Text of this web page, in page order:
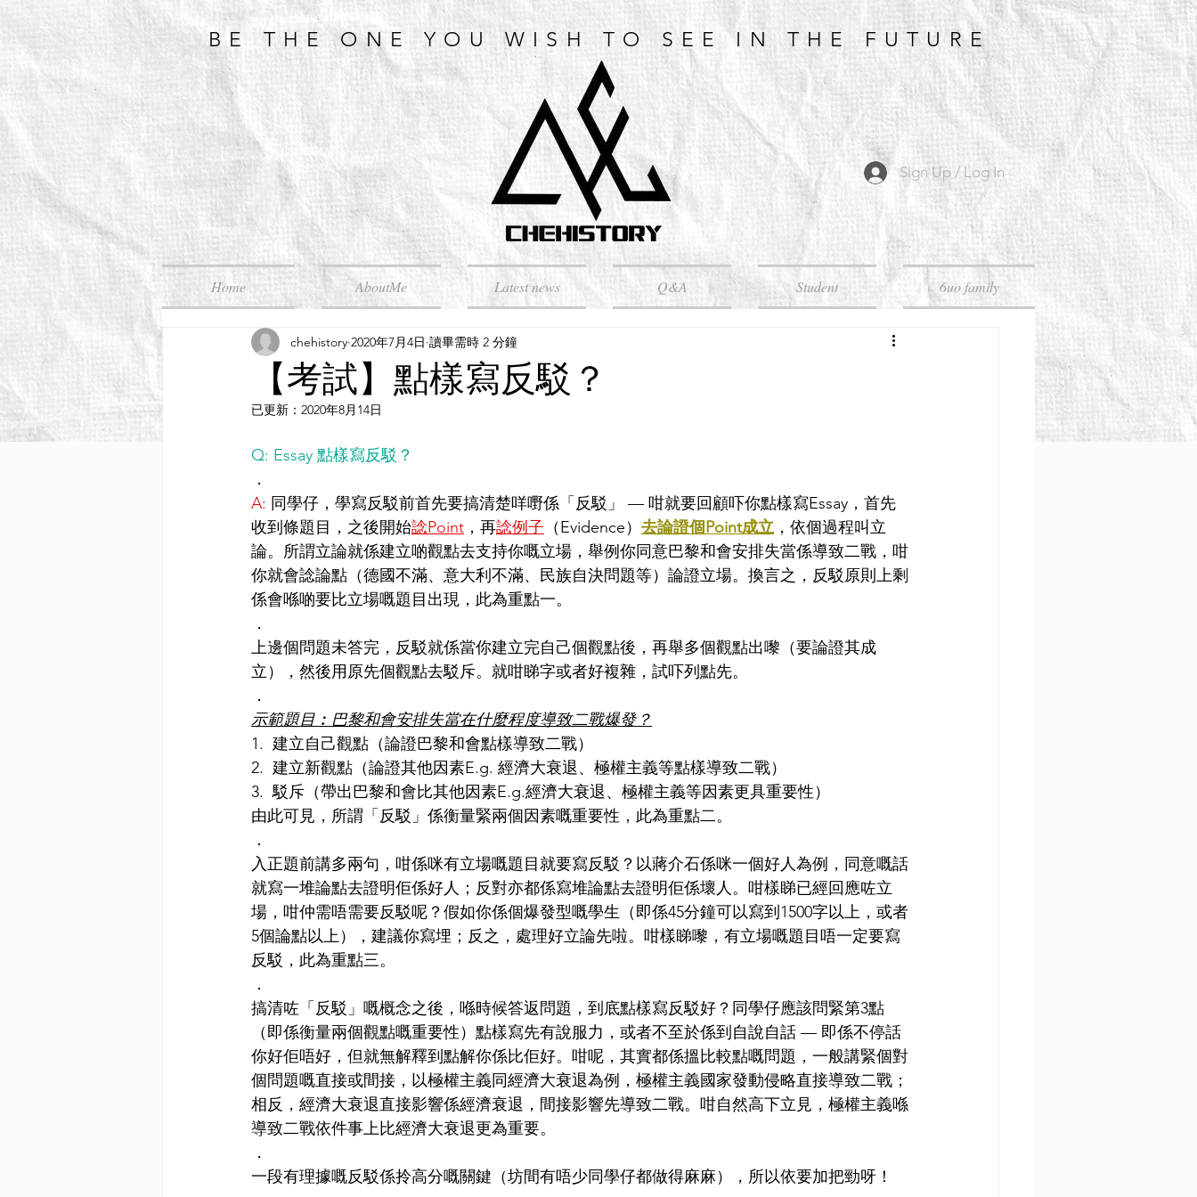
BE THE ONE YOU WISH TO SEE IN THE FUTURE
Sign Up / Log In
Home AboutMe Latest news Q&A Student 6uo family
【考試】點樣寫反駁？
chehistory 2020年7月4日 讀畢需時 2 分鐘
已更新： 2020年8月14日
Q: Essay 點樣寫反駁？
．
A: 同學仔，學寫反駁前首先要搞清楚咩嘢係「反駁」 — 咁就要回顧吓你點樣寫Essay，首先
收到條題目，之後開始諗Point ，再諗例子 （Evidence） 去論證個Point成立 ，依個過程叫立
論。所謂立論就係建立啲觀點去支持你嘅立場，舉例你同意巴黎和會安排失當係導致二戰，咁
你就會諗論點（德國不滿、意大利不滿、民族自決問題等）論證立場。換言之，反駁原則上剩
係會喺啲要比立場嘅題目出現，此為重點一。
．
上邊個問題未答完，反駁就係當你建立完自己個觀點後，再舉多個觀點出嚟（要論證其成
立），然後用原先個觀點去駁斥。就咁睇字或者好複雜，試吓列點先。
．
示範題目︰巴黎和會安排失當在什麼程度導致二戰爆發？
1.  建立自己觀點（論證巴黎和會點樣導致二戰）
2.  建立新觀點（論證其他因素E.g. 經濟大衰退、極權主義等點樣導致二戰）
3.  駁斥（帶出巴黎和會比其他因素E.g.經濟大衰退、極權主義等因素更具重要性）
由此可見，所謂「反駁」係衡量緊兩個因素嘅重要性，此為重點二。
．
入正題前講多兩句，咁係咪有立場嘅題目就要寫反駁？以蔣介石係咪一個好人為例，同意嘅話
就寫一堆論點去證明佢係好人；反對亦都係寫堆論點去證明佢係壞人。咁樣睇已經回應咗立
場，咁仲需唔需要反駁呢？假如你係個爆發型嘅學生（即係45分鐘可以寫到1500字以上，或者
5個論點以上），建議你寫埋；反之，處理好立論先啦。咁樣睇嚟，有立場嘅題目唔一定要寫
反駁，此為重點三。
．
搞清咗「反駁」嘅概念之後，喺時候答返問題，到底點樣寫反駁好？同學仔應該問緊第3點
（即係衡量兩個觀點嘅重要性）點樣寫先有說服力，或者不至於係到自說自話 — 即係不停話
你好佢唔好，但就無解釋到點解你係比佢好。咁呢，其實都係搵比較點嘅問題，一般講緊個對
個問題嘅直接或間接，以極權主義同經濟大衰退為例，極權主義國家發動侵略直接導致二戰；
相反，經濟大衰退直接影響係經濟衰退，間接影響先導致二戰。咁自然高下立見，極權主義喺
導致二戰依件事上比經濟大衰退更為重要。
．
一段有理據嘅反駁係拎高分嘅關鍵（坊間有唔少同學仔都做得麻麻），所以依要加把勁呀！